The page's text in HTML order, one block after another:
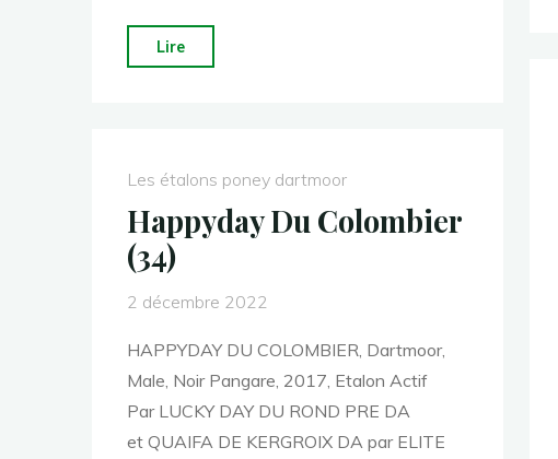
Lire
en
Les étalons poney dartmoor
Happyday Du Colombier
(34)
2 décembre 2022
HAPPYDAY DU COLOMBIER, Dartmoor,
Male, Noir Pangare, 2017, Etalon Actif
Par LUCKY DAY DU ROND PRE DA
et QUAIFA DE KERGROIX DA par ELITE